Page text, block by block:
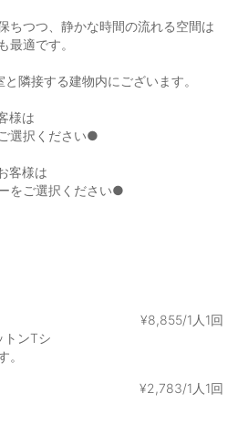
ちつつ、静かな時間の流れる空間は
最適です。
隣接する建物内にございます。
様は
選択ください●
客様は
をご選択ください●
「見る」「食べる」だけではなく、
験”です。
て藍染を行うことができます。藍の
、指先に青が残る。
が、旅を自分の手で形づくる時間に
界にひとつだけの“旅の証”。
トンTシ
。
¥8,855/1人1回
¥2 ,783/1人1回